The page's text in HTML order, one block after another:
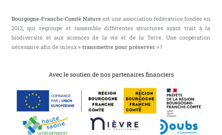
Bourgogne-Franche-Comté Nature est une association fédératrice fondée en
2012, qui regroupe et rassemble différentes structures ayant trait à la
biodiversité et aux sciences de la vie et de la Terre. Une coopération
nécessaire afin de mieux« transmettre pour préserver » !
Avec le soutien de nos partenaires financiers